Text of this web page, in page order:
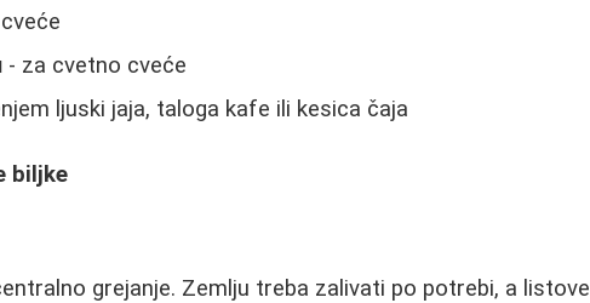
- za cvetno cveće
ljuski jaja, taloga kafe ili kesica čaja
biljke
grejanje. Zemlju treba zalivati po potrebi, a listove